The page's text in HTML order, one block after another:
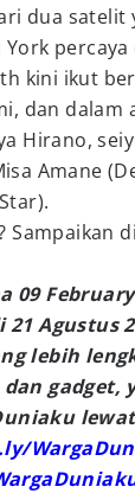
dua satelit
York
kini ikut
dan dalam
Hirano,
Amane
Sampaikan
February
Agustus
lebih
gadget,